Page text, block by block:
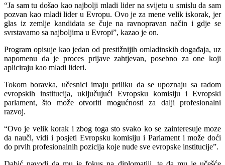
“Ja sam tu došao kao najbolji mladi lider na svijetu u smislu da sam
pozvan kao mladi lider u Evropu. Ovo je za mene velik iskorak, jer
glas iz zemlje kandidata se čuje na ravnopravan način i gdje se
svrstavamo sa najboljima u Evropi”, kazao je on.
Program opisuje kao jedan od prestižnijih omladinskih događaja, uz
napomenu da je proces prijave zahtjevan, posebno za one koji
apliciraju kao mladi lideri.
Tokom boravka, učesnici imaju priliku da se upoznaju sa radom
evropskih institucija, uključujući Evropsku komisiju i Evropski
parlament, što može otvoriti mogućnosti za dalji profesionalni
razvoj.
“Ovo je velik korak i zbog toga sto svako ko se zainteresuje moze
da nauči, vidi i posjeti Evropsku komisiju i Parlament i može doći
do prvih profesionalnih pozicija koje nude sve evropske institucije”.